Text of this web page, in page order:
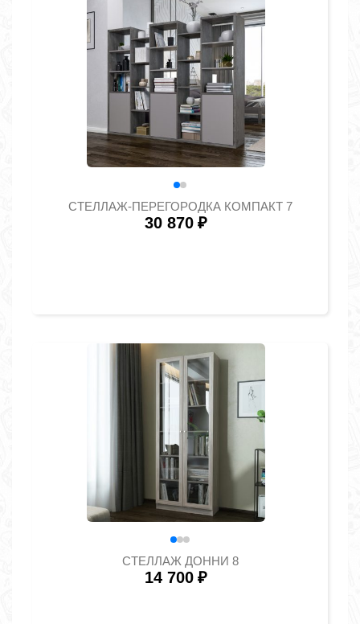
СТЕЛЛАЖ-ПЕРЕГОРОДКА КОМПАКТ 7
30 870 ₽
СТЕЛЛАЖ ДОННИ 8
14 700 ₽